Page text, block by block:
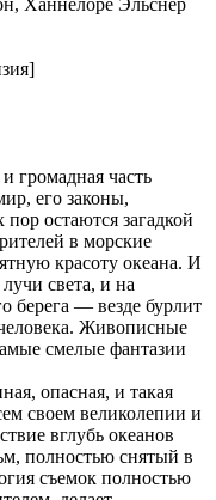
громадная часть
его законы,
остаются загадкой
в морские
красоту океана. И
света, и на
берега — везде бурлит
Живописные
смелые фантазии
опасная, и такая
своем великолепии и
вглубь океанов
полностью снятый в
съемок полностью